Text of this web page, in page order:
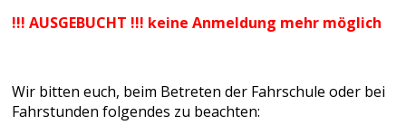
!!! AUSGEBUCHT !!! keine Anmeldung mehr möglich
Wir bitten euch, beim Betreten der Fahrschule oder bei
Fahrstunden folgendes zu beachten: